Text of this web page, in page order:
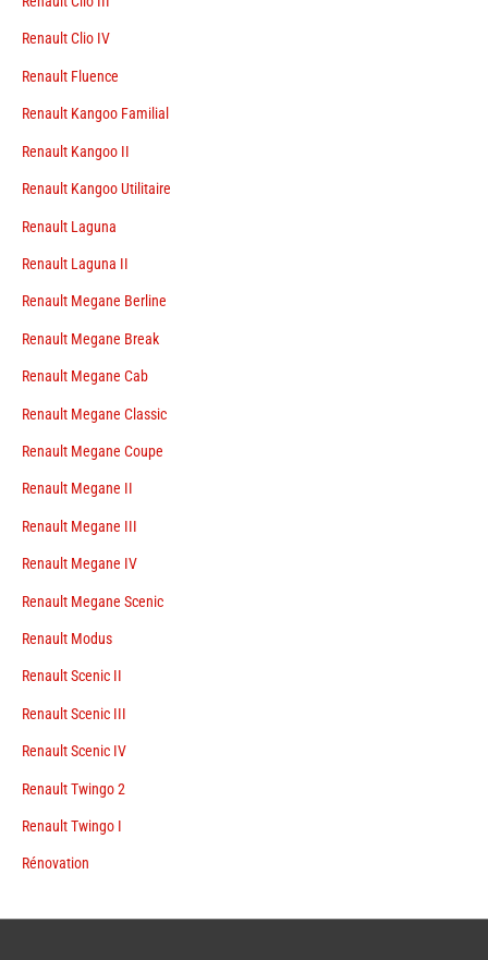
Renault Clio IV
Renault Fluence
Renault Kangoo Familial
Renault Kangoo II
Renault Kangoo Utilitaire
Renault Laguna
Renault Laguna II
Renault Megane Berline
Renault Megane Break
Renault Megane Cab
Renault Megane Classic
Renault Megane Coupe
Renault Megane II
Renault Megane III
Renault Megane IV
Renault Megane Scenic
Renault Modus
Renault Scenic II
Renault Scenic III
Renault Scenic IV
Renault Twingo 2
Renault Twingo I
Rénovation